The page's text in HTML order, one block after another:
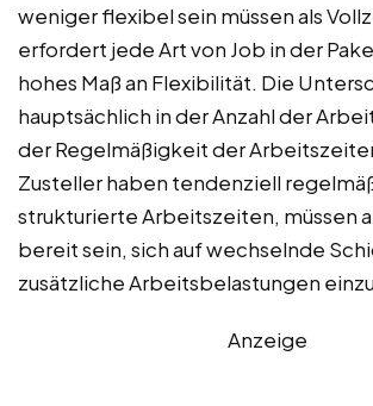
weniger flexibel sein müssen als
erfordert jede Art von Job in der
hohes Maß an Flexibilität. Die
hauptsächlich in der Anzahl der
der Regelmäßigkeit der
Zusteller haben tendenziell
strukturierte Arbeitszeiten, müssen
bereit sein, sich auf wechselnde
zusätzliche Arbeitsbelastungen
Anzeige